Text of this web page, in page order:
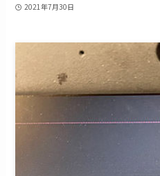
2021年7月30日